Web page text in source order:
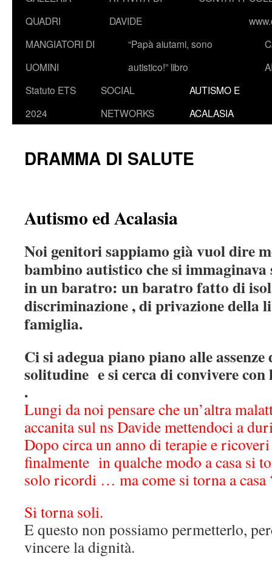
QUADRI
DAVIDE
MANGIATORI DI
UOMINI
“Papà aiutami, sono
autistico!” libro
Statuto ETS
2024
SOCIAL
NETWORKS
AUTISMO E
ACALASIA
DRAMMA DI SALUTE
Autismo ed Acalasia
Noi genitori sappiamo già vuol dire
bambino autistico che si immaginava
in un baratro: un baratro fatto di
discriminazione , di privazione della
famiglia.
Ci si adegua piano piano alle
solitudine e si cerca di convivere
.
Lungi da noi pensare che un’altra
accanita sul ns Davide mettendoci a
Dopo circa un anno di terapie e
finalmente in qualche modo a casa si
solo ricordi … ma come si torna a casa
Si torna soli.
E questo non possiamo permetterlo,
vincere la dignità.